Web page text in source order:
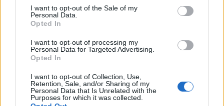
consent section.
I want to opt-out of the Sale of my
Personal Data.
Opted In
I want to opt-out of processing my
Personal Data for Targeted Advertising.
Opted In
I want to opt-out of Collection, Use,
Retention, Sale, and/or Sharing of my
Personal Data that Is Unrelated with the
Purposes for which it was collected.